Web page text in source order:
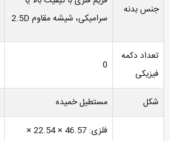
جنس بدنه
سرامیکی، شیشه مقاوم 2.5D
تعداد دکمه
فیزیکی
0
شکل مستطیل خمیده
فلزی: 46.57 × 22.54 ×